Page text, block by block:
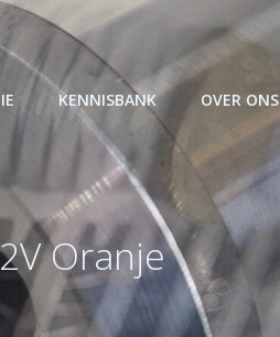
KENNISBANK OVER ONS
Oranje